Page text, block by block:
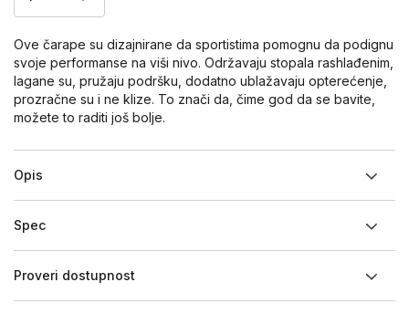
Ove čarape su dizajnirane da sportistima pomognu da podignu
svoje performanse na viši nivo. Održavaju stopala rashlađenim,
lagane su, pružaju podršku, dodatno ublažavaju opterećenje,
prozračne su i ne klize. To znači da, čime god da se bavite,
možete to raditi još bolje.
Opis
Spec
Proveri dostupnost